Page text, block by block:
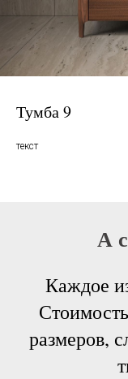
Тумба 9
текст
А
Каждое
размеров,